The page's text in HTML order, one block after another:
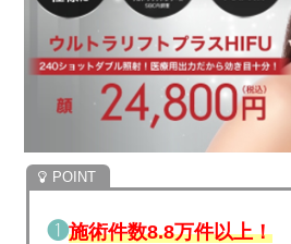
❶施術件数8.8万件以上！